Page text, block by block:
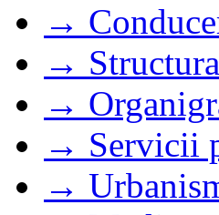
→
→ Structura
→
→ Servicii
→